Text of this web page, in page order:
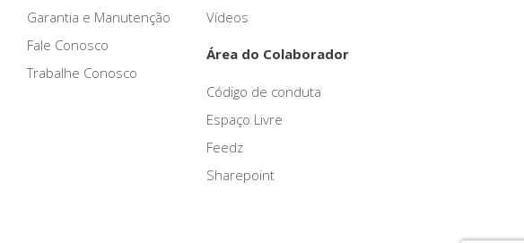
Garantia e Manutenção
Fale Conosco
Trabalhe Conosco
Vídeos
Área do Colaborador
Código de conduta
Espaço Livre
Feedz
Sharepoint